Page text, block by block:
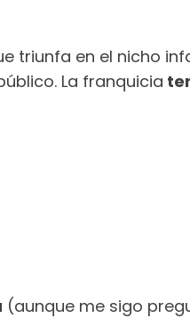
triunfa en el nicho
La franquicia
(aunque me sigo